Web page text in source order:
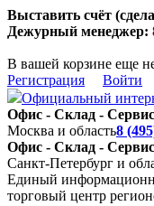
Выставить счёт
Дежурный менеджер:
В вашей корзине еще
Регистрация
Войти
Официальный
Офис - Склад - Сервис
Москва и область8
Офис - Склад - Сервис
Санкт-Петербург и
Единый
торговый центр